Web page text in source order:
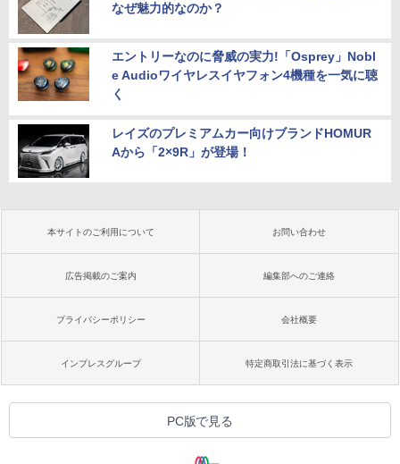
なぜ魅力的なのか？
エントリーなのに脅威の実力!「Osprey」Nobl
e Audioワイヤレスイヤフォン4機種を一気に聴
く
レイズのプレミアムカー向けブランドHOMUR
Aから「2×9R」が登場！
本サイトのご利用について お問い合わせ
広告掲載のご案内 編集部へのご連絡
プライバシーポリシー 会社概要
インプレスグループ 特定商取引法に基づく表示
PC版で見る